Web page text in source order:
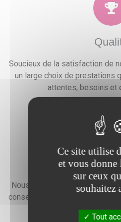
Soucieux de la satisfaction de
un large choix de prestations
attentes, besoins et
Devis
Nous faisons preuve d'une
conseiller, vous renseigner et
l'organisation de
Ce site utilise
et vous donne
sur ceux
souhaitez
Tout